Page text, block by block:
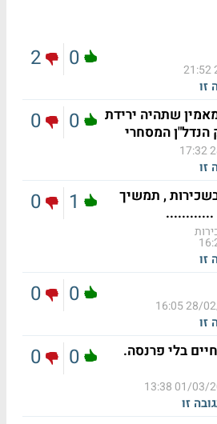
זו
0
2
שתהיה ירידת
הנדל"ן המסחרי
זו
0
0
, תמשיך
זו
1
0
28/02/
זו
0
0
בלי פרנסה.
01/03/2019
זו
0
0